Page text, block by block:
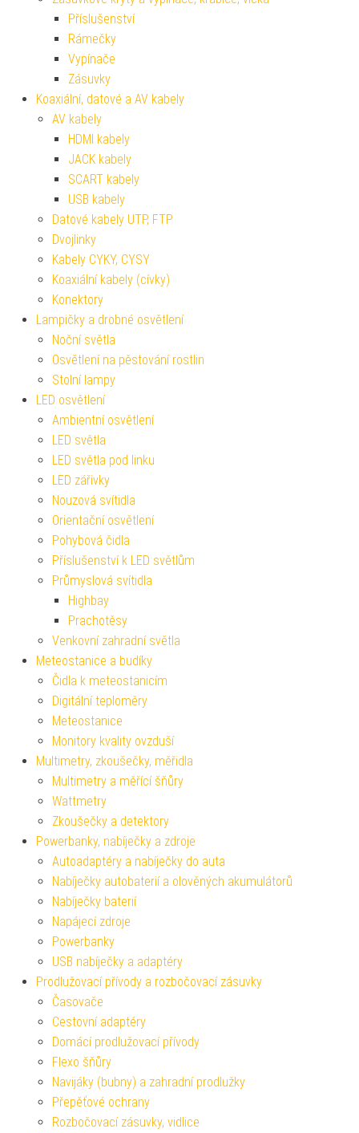
Příslušenství
Rámečky
Vypínače
Zásuvky
Koaxiální, datové a AV kabely
AV kabely
HDMI kabely
JACK kabely
SCART kabely
USB kabely
Datové kabely UTP, FTP
Dvojlinky
Kabely CYKY, CYSY
Koaxiální kabely (cívky)
Konektory
Lampičky a drobné osvětlení
Noční světla
Osvětlení na pěstování rostlin
Stolní lampy
LED osvětlení
Ambientní osvětlení
LED světla
LED světla pod linku
LED zářivky
Nouzová svítidla
Orientační osvětlení
Pohybová čidla
Příslušenství k LED světlům
Průmyslová svítidla
Highbay
Prachotěsy
Venkovní zahradní světla
Meteostanice a budíky
Čidla k meteostanicím
Digitální teploměry
Meteostanice
Monitory kvality ovzduší
Multimetry, zkoušečky, měřidla
Multimetry a měřící šňůry
Wattmetry
Zkoušečky a detektory
Powerbanky, nabíječky a zdroje
Autoadaptéry a nabíječky do auta
Nabíječky autobaterií a olověných akumulátorů
Nabíječky baterií
Napájecí zdroje
Powerbanky
USB nabíječky a adaptéry
Prodlužovací přívody a rozbočovací zásuvky
Časovače
Cestovní adaptéry
Domácí prodlužovací přívody
Flexo šňůry
Navijáky (bubny) a zahradní prodlužky
Přepěťové ochrany
Rozbočovací zásuvky, vidlice